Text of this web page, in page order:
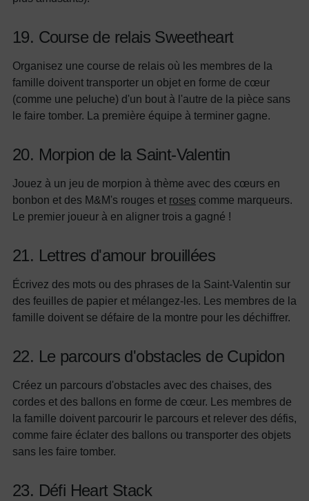
19. Course de relais Sweetheart
Organisez une course de relais où les membres de la
famille doivent transporter un objet en forme de cœur
(comme une peluche) d'un bout à l'autre de la pièce sans
le faire tomber. La première équipe à terminer gagne.
20. Morpion de la Saint-Valentin
Jouez à un jeu de morpion à thème avec des cœurs en
bonbon et des M&M's rouges et roses comme marqueurs.
Le premier joueur à en aligner trois a gagné !
21. Lettres d'amour brouillées
Écrivez des mots ou des phrases de la Saint-Valentin sur
des feuilles de papier et mélangez-les. Les membres de la
famille doivent se défaire de la montre pour les déchiffrer.
22. Le parcours d'obstacles de Cupidon
Créez un parcours d'obstacles avec des chaises, des
cordes et des ballons en forme de cœur. Les membres de
la famille doivent parcourir le parcours et relever des défis,
comme faire éclater des ballons ou transporter des objets
sans les faire tomber.
23. Défi Heart Stack